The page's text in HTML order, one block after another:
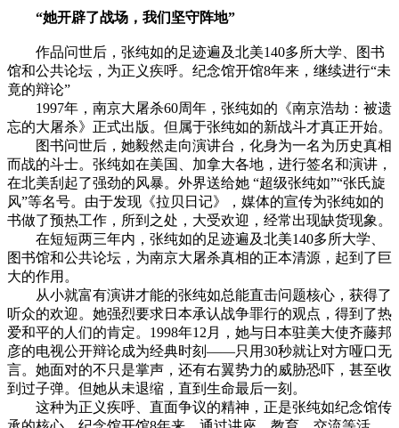
“她开辟了战场，我们坚守阵地”
作品问世后，张纯如的足迹遍及北美140多所大学、图书
馆和公共论坛，为正义疾呼。纪念馆开馆8年来，继续进行“未
竟的辩论”
1997年，南京大屠杀60周年，张纯如的《南京浩劫：被遗
忘的大屠杀》正式出版。但属于张纯如的新战斗才真正开始。
图书问世后，她毅然走向演讲台，化身为一名为历史真相
而战的斗士。张纯如在美国、加拿大各地，进行签名和演讲，
在北美刮起了强劲的风暴。外界送给她 “超级张纯如”“张氏旋
风”等名号。由于发现《拉贝日记》，媒体的宣传为张纯如的
书做了预热工作，所到之处，大受欢迎，经常出现缺货现象。
在短短两三年内，张纯如的足迹遍及北美140多所大学、
图书馆和公共论坛，为南京大屠杀真相的正本清源，起到了巨
大的作用。
从小就富有演讲才能的张纯如总能直击问题核心，获得了
听众的欢迎。她强烈要求日本承认战争罪行的观点，得到了热
爱和平的人们的肯定。1998年12月，她与日本驻美大使齐藤邦
彦的电视公开辩论成为经典时刻——只用30秒就让对方哑口无
言。她面对的不只是掌声，还有右翼势力的威胁恐吓，甚至收
到过子弹。但她从未退缩，直到生命最后一刻。
这种为正义疾呼、直面争议的精神，正是张纯如纪念馆传